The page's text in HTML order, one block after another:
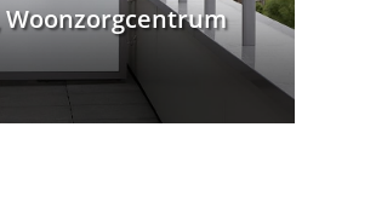
Woonzorgcentrum